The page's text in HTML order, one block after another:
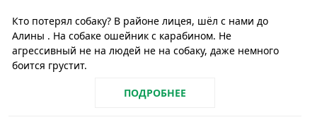
Кто потерял собаку? В районе лицея, шёл с нами до
Алины . На собаке ошейник с карабином. Не
агрессивный не на людей не на собаку, даже немного
боится грустит.
ПОДРОБНЕЕ